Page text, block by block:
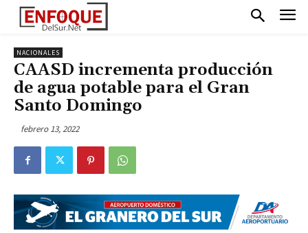
NACIONALES
CAASD incrementa producción
de agua potable para el Gran
Santo Domingo
febrero 13, 2022